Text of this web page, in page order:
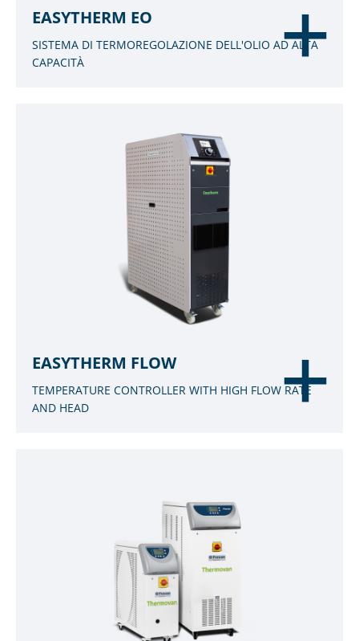
EASYTHERM EO
SISTEMA DI TERMOREGOLAZIONE DELL'OLIO AD ALTA
CAPACITÀ
EASYTHERM FLOW
TEMPERATURE CONTROLLER WITH HIGH FLOW RATE
AND HEAD